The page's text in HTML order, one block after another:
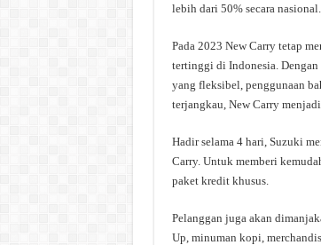
lebih dari 50% secara nasional.
Pada 2023 New Carry tetap
tertinggi di Indonesia. Dengan
yang fleksibel, penggunaan
terjangkau, New Carry
Hadir selama 4 hari, Suzuki
Carry. Untuk memberi
paket kredit khusus.
Pelanggan juga akan
Up, minuman kopi,